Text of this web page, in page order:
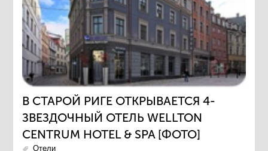
В СТАРОЙ РИГЕ ОТКРЫВАЕТСЯ 4-
ЗВЕЗДОЧНЫЙ ОТЕЛЬ WELLTON
CENTRUM HOTEL & SPA [ФОТО]
Отели